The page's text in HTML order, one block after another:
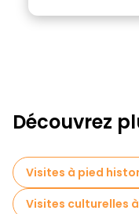
Découvrez
Visites à pied
Visites culturelles